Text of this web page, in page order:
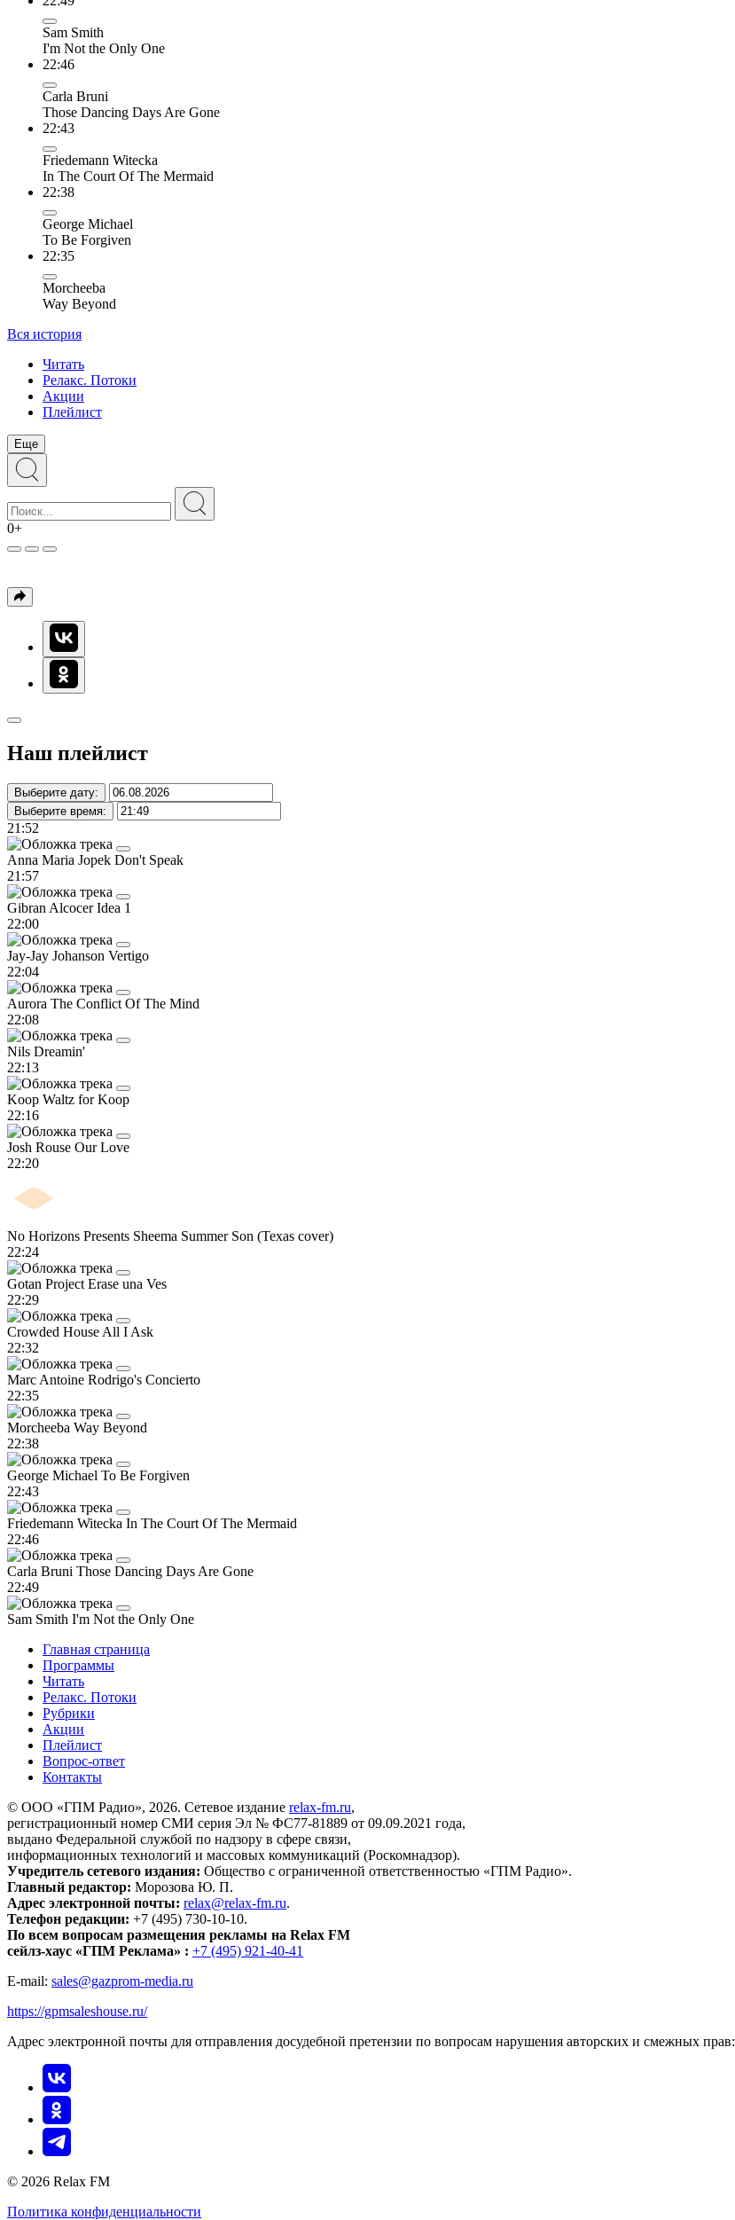
Sam Smith
I'm Not the Only One
22:46
Carla Bruni
Those Dancing Days Are Gone
22:43
Friedemann Witecka
In The Court Of The Mermaid
22:38
George Michael
To Be Forgiven
22:35
Morcheeba
Way Beyond
Вся история
Читать
Релакс. Потоки
Акции
Плейлист
Еще
0+
Наш плейлист
Выберите дату:
Выберите время:
21:52
Anna Maria Jopek Don't Speak
21:57
Gibran AlcocerIdea 1
22:00
Jay-Jay Johanson Vertigo
22:04
Aurora The Conflict Of The Mind
22:08
Nils Dreamin'
22:13
Koop Waltz for Koop
22:16
Josh Rouse Our Love
22:20
No Horizons Presents Sheema Summer Son (Texas cover)
22:24
Gotan Project Erase una Ves
22:29
Crowded House All I Ask
22:32
Marc Antoine Rodrigo's Concierto
22:35
Morcheeba Way Beyond
22:38
George Michael To Be Forgiven
22:43
Friedemann Witecka In The Court Of The Mermaid
22:46
Carla Bruni Those Dancing Days Are Gone
22:49
Sam Smith I'm Not the Only One
Главная страница
Программы
Читать
Релакс. Потоки
Рубрики
Акции
Плейлист
Вопрос-ответ
Контакты
© ООО «ГПМ Радио», 2026. Сетевое издание relax-fm.ru,
регистрационный номер СМИ серия Эл № ФС77-81889 от 09.09.2021 года,
выдано Федеральной службой по надзору в сфере связи,
информационных технологий и массовых коммуникаций (Роскомнадзор).
Учредитель сетевого издания: Общество с ограниченной ответственностью «ГПМ Радио».
Главный редактор: Морозова Ю. П.
Адрес электронной почты: relax@relax-fm.ru.
Телефон редакции: +7 (495) 730-10-10.
По всем вопросам размещения рекламы на Relax FM
сейлз-хаус «ГПМ Реклама» : +7 (495) 921-40-41
E-mail: sales@gazprom-media.ru
https://gpmsaleshouse.ru/
Адрес электронной почты для отправления досудебной претензии по вопросам нарушения авторских и смежных прав:
© 2026 Relax FM
Политика конфиденциальности